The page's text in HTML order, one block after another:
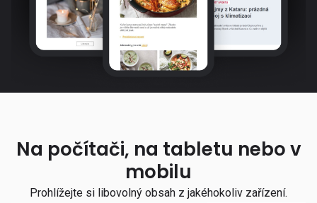
Na počítači, na tabletu nebo v
mobilu
Prohlížejte si libovolný obsah z jakéhokoliv zařízení.